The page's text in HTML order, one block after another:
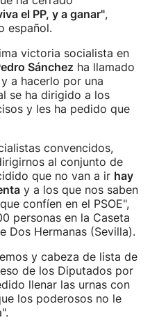
el PP, y a ganar",
español.
victoria socialista en
Sánchez ha llamado
a hacerlo por una
se ha dirigido a los
y les ha pedido que
convencidos,
al conjunto de
que no van a ir hay
y a los que nos saben
confíen en el PSOE",
personas en la Caseta
Dos Hermanas (Sevilla).
y cabeza de lista de
de los Diputados por
llenar las urnas con
los poderosos no le